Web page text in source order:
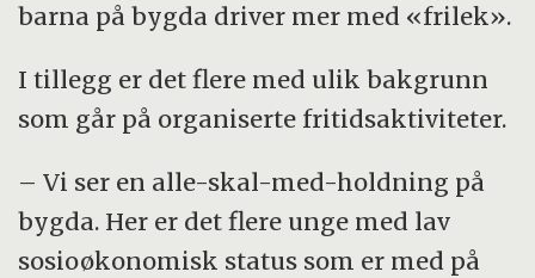
barna på bygda driver mer med «frilek».
I tillegg er det flere med ulik bakgrunn
som går på organiserte fritidsaktiviteter.
– Vi ser en alle-skal-med-holdning på
bygda. Her er det flere unge med lav
sosioøkonomisk status som er med på